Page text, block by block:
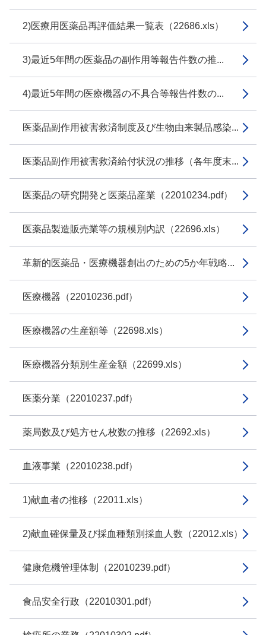
2)医療用医薬品再評価結果一覧表（22686.xls）
3)最近5年間の医薬品の副作用等報告件数の推...
4)最近5年間の医療機器の不具合等報告件数の...
医薬品副作用被害救済制度及び生物由来製品感染...
医薬品副作用被害救済給付状況の推移（各年度末...
医薬品の研究開発と医薬品産業（22010234.pdf）
医薬品製造販売業等の規模別内訳（22696.xls）
革新的医薬品・医療機器創出のための5か年戦略...
医療機器（22010236.pdf）
医療機器の生産額等（22698.xls）
医療機器分類別生産金額（22699.xls）
医薬分業（22010237.pdf）
薬局数及び処方せん枚数の推移（22692.xls）
血液事業（22010238.pdf）
1)献血者の推移（22011.xls）
2)献血確保量及び採血種類別採血人数（22012.xls）
健康危機管理体制（22010239.pdf）
食品安全行政（22010301.pdf）